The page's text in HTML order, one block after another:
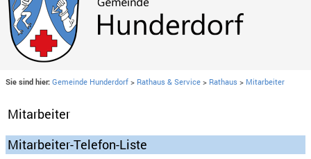
Sie sind hier: Gemeinde Hunderdorf > Rathaus & Service > Rathaus > Mitarbeiter
Mitarbeiter
Mitarbeiter-Telefon-Liste